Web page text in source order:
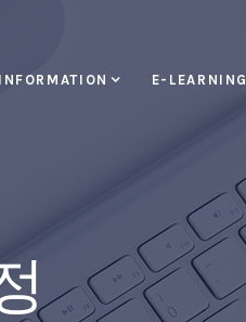
INFORMATION E-LEARNING